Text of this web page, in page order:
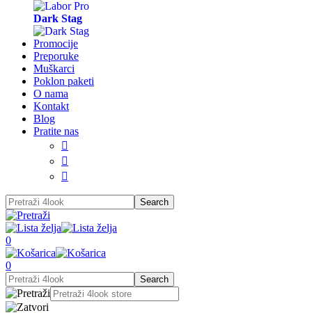
Dark Stag
Promocije
Preporuke
Muškarci
Poklon paketi
O nama
Kontakt
Blog
Pratite nas



0
0